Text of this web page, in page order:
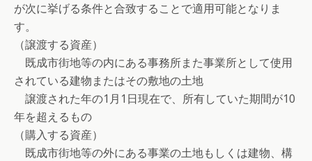
が次に挙げる条件と合致することで適用可能となりま
す。
（譲渡する資産）
既成市街地等の内にある事務所また事業所として使用
されている建物またはその敷地の土地
譲渡された年の1月1日現在で、所有していた期間が10
年を超えるもの
（購入する資産）
既成市街地等の外にある事業の土地もしくは建物、構